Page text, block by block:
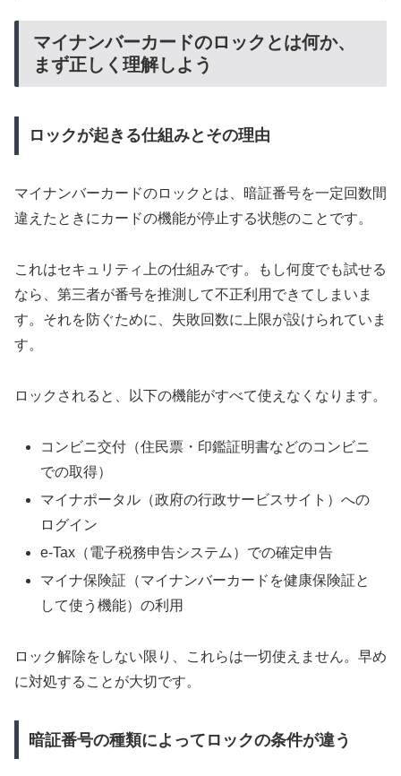
マイナンバーカードのロックとは何か、
まず正しく理解しよう
ロックが起きる仕組みとその理由
マイナンバーカードのロックとは、暗証番号を一定回数間
違えたときにカードの機能が停止する状態のことです。
これはセキュリティ上の仕組みです。もし何度でも試せる
なら、第三者が番号を推測して不正利用できてしまいま
す。それを防ぐために、失敗回数に上限が設けられていま
す。
ロックされると、以下の機能がすべて使えなくなります。
コンビニ交付（住民票・印鑑証明書などのコンビニ
での取得）
マイナポータル（政府の行政サービスサイト）への
ログイン
e-Tax（電子税務申告システム）での確定申告
マイナ保険証（マイナンバーカードを健康保険証と
して使う機能）の利用
ロック解除をしない限り、これらは一切使えません。早め
に対処することが大切です。
暗証番号の種類によってロックの条件が違う